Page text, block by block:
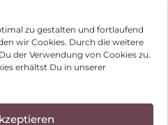
zu gestalten und fortlaufend
wir Cookies. Durch die weitere
der Verwendung von Cookies zu.
erhältst Du in unserer